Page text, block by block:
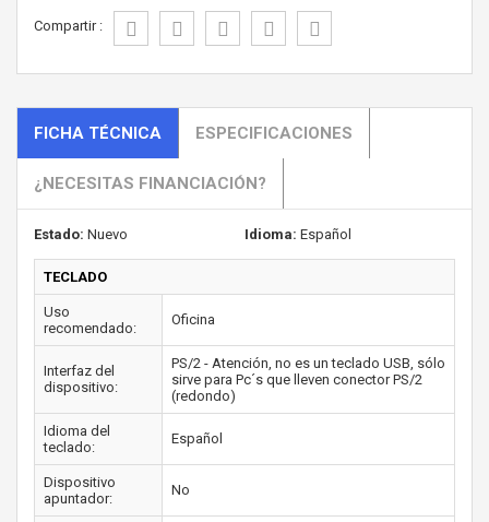
Compartir :
FICHA TÉCNICA ESPECIFICACIONES
¿NECESITAS FINANCIACIÓN?
Estado: Nuevo Idioma: Español
TECLADO
Uso
recomendado:
Oficina
Interfaz del
dispositivo:
PS/2 - Atención, no es un teclado USB, sólo
sirve para Pc´s que lleven conector PS/2
(redondo)
Idioma del
teclado:
Español
Dispositivo
apuntador:
No